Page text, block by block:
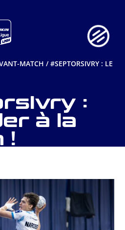
MATCH /#SEPTORSIVRY : LE
:
à la
!